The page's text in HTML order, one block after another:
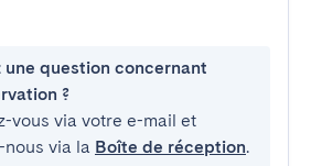
une question concernant
?
vous via votre e-mail et
via la Boîte de réception.